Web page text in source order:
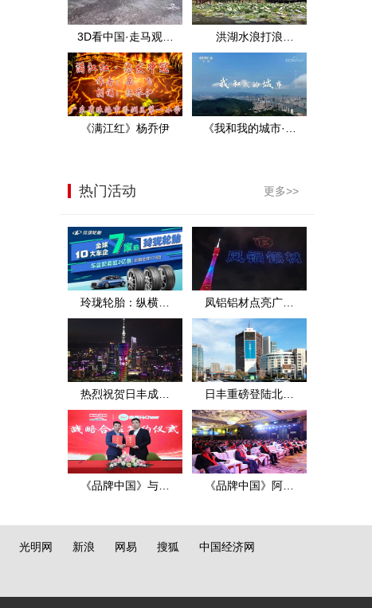
3D看中国·走马观花
看洪湖·2D
洪湖水浪打浪
·2D·MTV·王玉珍·洪
湖实景
《满江红》杨乔伊
《我和我的城市·珠
热门活动 更多>>
玲珑轮胎：纵横四
海
凤铝铝材点亮广州
地标
热烈祝贺日丰成立
25周年
日丰重磅登陆北京
京信大厦
《品牌中国》与氢
《品牌中国》阿米
光明网 新浪 网易 搜狐 中国经济网